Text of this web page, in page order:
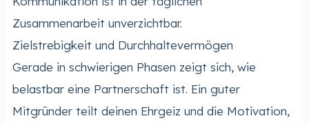
Zusammenarbeit unverzichtbar.
Zielstrebigkeit und Durchhaltevermögen
Gerade in schwierigen Phasen zeigt sich, wie
belastbar eine Partnerschaft ist. Ein guter
Mitgründer teilt deinen Ehrgeiz und die Motivation,